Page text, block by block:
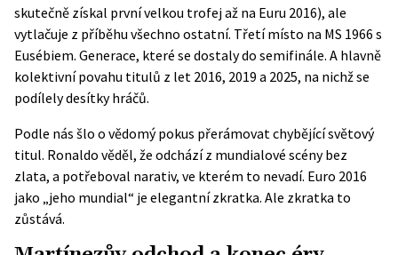
skutečně získal první velkou trofej až na Euru 2016), ale
vytlačuje z příběhu všechno ostatní. Třetí místo na MS 1966 s
Eusébiem. Generace, které se dostaly do semifinále. A hlavně
kolektivní povahu titulů z let 2016, 2019 a 2025, na nichž se
podílely desítky hráčů.
Podle nás šlo o vědomý pokus přerámovat chybějící světový
titul. Ronaldo věděl, že odchází z mundialové scény bez
zlata, a potřeboval narativ, ve kterém to nevadí. Euro 2016
jako „jeho mundial“ je elegantní zkratka. Ale zkratka to
zůstává.